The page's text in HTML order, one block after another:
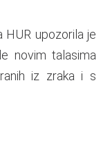
HUR upozorila je
novim talasima
iz zraka i s